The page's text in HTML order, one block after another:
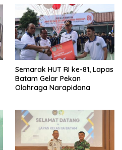
Semarak HUT RI ke-81, Lapas
Batam Gelar Pekan
Olahraga Narapidana